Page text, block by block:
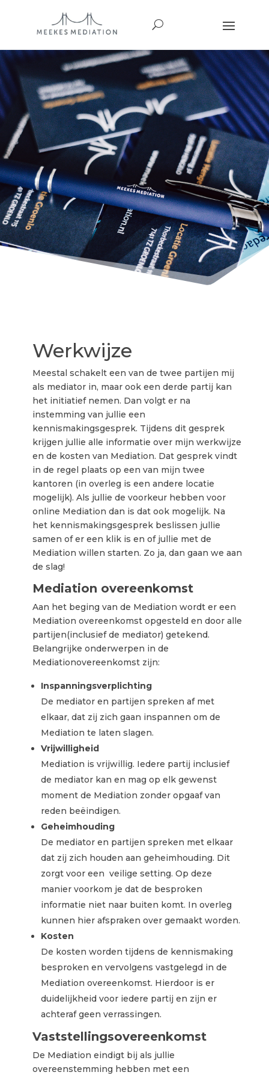
Werkwijze
Meestal schakelt een van de twee partijen mij
als mediator in, maar ook een derde partij kan
het initiatief nemen. Dan volgt er na
instemming van jullie een
kennismakingsgesprek. Tijdens dit gesprek
krijgen jullie alle informatie over mijn werkwijze
en de kosten van Mediation. Dat gesprek vindt
in de regel plaats op een van mijn twee
kantoren (in overleg is een andere locatie
mogelijk). Als jullie de voorkeur hebben voor
online Mediation dan is dat ook mogelijk. Na
het kennismakingsgesprek beslissen jullie
samen of er een klik is en of jullie met de
Mediation willen starten. Zo ja, dan gaan we aan
de slag!
Mediation overeenkomst
Aan het beging van de Mediation wordt er een
Mediation overeenkomst opgesteld en door alle
partijen(inclusief de mediator) getekend.
Belangrijke onderwerpen in de
Mediationovereenkomst zijn:
Inspanningsverplichting
De mediator en partijen spreken af met
elkaar, dat zij zich gaan inspannen om de
Mediation te laten slagen.
Vrijwilligheid
Mediation is vrijwillig. Iedere partij inclusief
de mediator kan en mag op elk gewenst
moment de Mediation zonder opgaaf van
reden beëindigen.
Geheimhouding
De mediator en partijen spreken met elkaar
dat zij zich houden aan geheimhouding. Dit
zorgt voor een veilige setting. Op deze
manier voorkom je dat de besproken
informatie niet naar buiten komt. In overleg
kunnen hier afspraken over gemaakt worden.
Kosten
De kosten worden tijdens de kennismaking
besproken en vervolgens vastgelegd in de
Mediation overeenkomst. Hierdoor is er
duidelijkheid voor iedere partij en zijn er
achteraf geen verrassingen.
Vaststellingsovereenkomst
De Mediation eindigt bij als jullie
overeenstemming hebben met een